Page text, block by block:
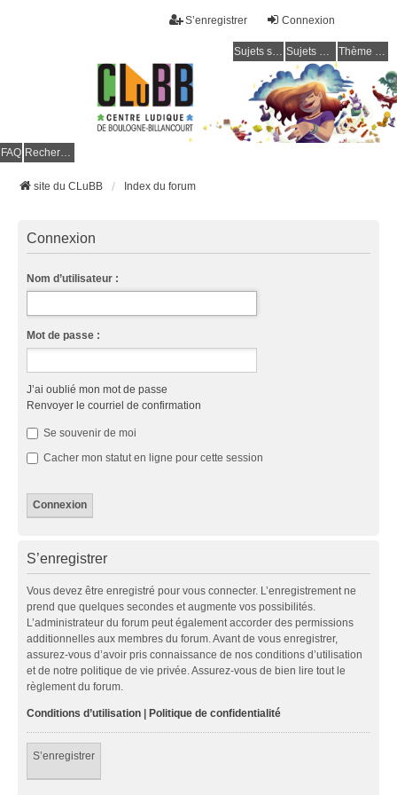
Connexion
S’enregistrer
Sujets sans réponse Sujets actifs Thème clair / foncé
FAQ Rechercher
site du CLuBB Index du forum
Connexion
Nom d’utilisateur :
Mot de passe :
J’ai oublié mon mot de passe
Renvoyer le courriel de confirmation
Se souvenir de moi
Cacher mon statut en ligne pour cette session
S’enregistrer
Vous devez être enregistré pour vous connecter. L’enregistrement ne
prend que quelques secondes et augmente vos possibilités.
L’administrateur du forum peut également accorder des permissions
additionnelles aux membres du forum. Avant de vous enregistrer,
assurez-vous d’avoir pris connaissance de nos conditions d’utilisation
et de notre politique de vie privée. Assurez-vous de bien lire tout le
règlement du forum.
Conditions d’utilisation | Politique de confidentialité
S’enregistrer